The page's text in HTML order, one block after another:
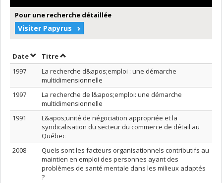
Pour une recherche détaillée
Visiter Papyrus
DateTrier par date en ordre croissant
TitreTrier par titre en ordre croissant
1997
La recherche d&apos;emploi : une démarche
multidimensionnelle
1997
La recherche de l&apos;emploi: une démarche
multidimensionnelle
1991
L&apos;unité de négociation appropriée et la
syndicalisation du secteur du commerce de détail au
Québec
2008
Quels sont les facteurs organisationnels contributifs au
maintien en emploi des personnes ayant des
problèmes de santé mentale dans les milieux adaptés
?